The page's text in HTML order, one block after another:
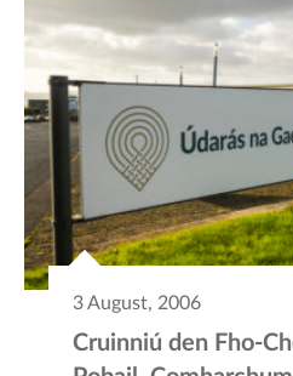
3 August, 2006
Cruinniú den Fho-